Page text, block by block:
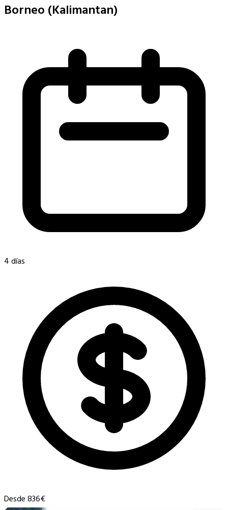
Borneo (Kalimantan)
4 días
Desde 836€